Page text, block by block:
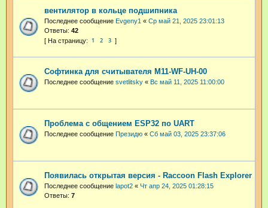
вентилятор в кольце подшипника
Последнее сообщение Evgeny1 « Ср май 21, 2025 23:01:13
Ответы: 42
1 2 3
Софтинка для считывателя M11-WF-UH-00
Последнее сообщение svetlitsky « Вс май 11, 2025 11:00:00
Проблема с общением ESP32 по UART
Последнее сообщение Президю « Сб май 03, 2025 23:37:06
Появилась открытая версия - Raccoon Flash Explorer
Последнее сообщение lapot2 « Чт апр 24, 2025 01:28:15
Ответы: 7